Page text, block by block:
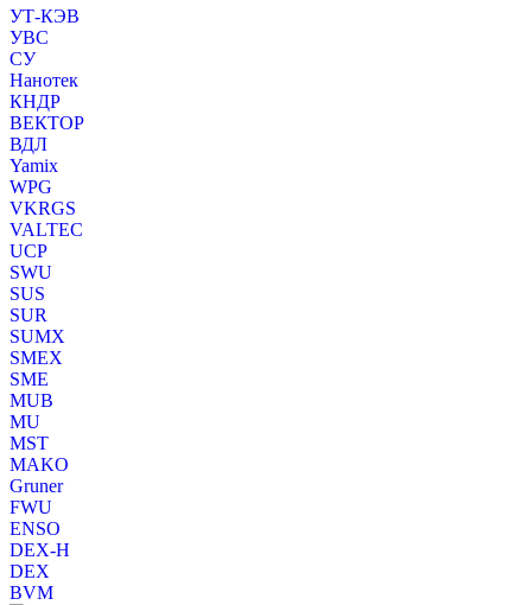
УТ-КЭВ
УВС
СУ
Нанотек
КНДР
ВЕКТОР
ВДЛ
Yamix
WPG
VKRGS
VALTEC
UCP
SWU
SUS
SUR
SUMX
SMEX
SME
MUB
MU
MST
MAKO
Gruner
FWU
ENSO
DEX-H
DEX
BVM